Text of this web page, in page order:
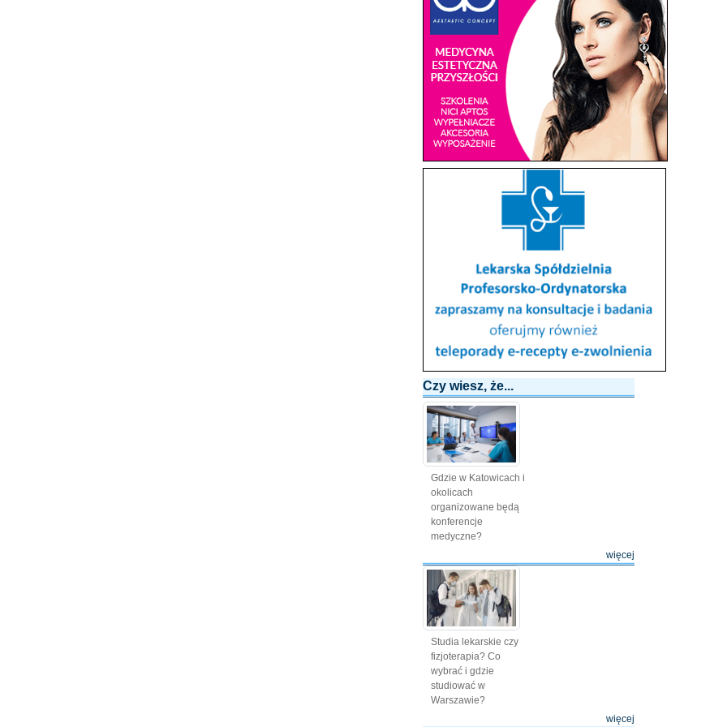
Czy wiesz, że...
Gdzie w Katowicach i
okolicach
organizowane będą
konferencje
medyczne?
więcej
Studia lekarskie czy
fizjoterapia? Co
wybrać i gdzie
studiować w
Warszawie?
więcej